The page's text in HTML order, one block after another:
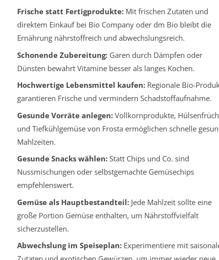
Frische statt Fertigprodukte:Mit frischen Zutaten und
direktem Einkauf bei Bio Company oder dm Bio bleibt die
Ernährung nährstoffreich und abwechslungsreich.
Schonende Zubereitung:Garen durch Dämpfen oder
Dünsten bewahrt Vitamine besser als langes Kochen.
Hochwertige Lebensmittel kaufen:Regionale Bio-
garantieren Frische und vermindern Schadstoffaufnahme.
Gesunde Vorräte anlegen:Vollkornprodukte,
und Tiefkühlgemüse von Frosta ermöglichen schnelle
Mahlzeiten.
Gesunde Snacks wählen:Statt Chips und Co. sind
Nussmischungen oder selbstgemachte Gemüsechips
empfehlenswert.
Gemüse als Hauptbestandteil:Jede Mahlzeit sollte eine
große Portion Gemüse enthalten, um Nährstoffvielfalt
sicherzustellen.
Abwechslung im Speiseplan:Experimentiere mit